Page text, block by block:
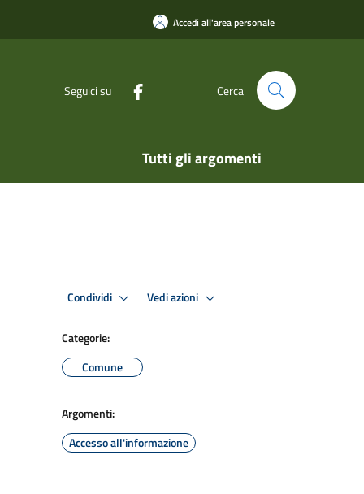
Accedi all'area personale
Seguici su Cerca
Tutti gli argomenti
Condividi Vedi azioni
Categorie:
Comune
Argomenti:
Accesso all'informazione